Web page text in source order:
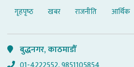
गृहपृष्‍ठ खबर राजनीति आर्थिक
बुद्धनगर, काठमाडौँ